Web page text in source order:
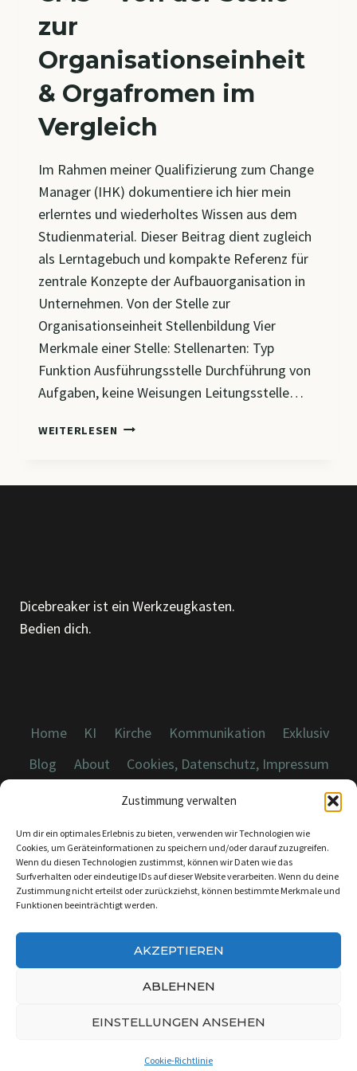
Zustimmung verwalten
Um dir ein optimales Erlebnis zu bieten, verwenden wir Technologien wie
Cookies, um Geräteinformationen zu speichern und/oder darauf zuzugreifen.
Wenn du diesen Technologien zustimmst, können wir Daten wie das
Surfverhalten oder eindeutige IDs auf dieser Website verarbeiten. Wenn du deine
Zustimmung nicht erteilst oder zurückziehst, können bestimmte Merkmale und
Funktionen beeinträchtigt werden.
AKZEPTIEREN
ABLEHNEN
EINSTELLUNGEN ANSEHEN
Cookie-Richtlinie
zur
Organisationseinheit
& Orgafromen im
Vergleich
Im Rahmen meiner Qualifizierung zum Change
Manager (IHK) dokumentiere ich hier mein
erlerntes und wiederholtes Wissen aus dem
Studienmaterial. Dieser Beitrag dient zugleich
als Lerntagebuch und kompakte Referenz für
zentrale Konzepte der Aufbauorganisation in
Unternehmen. Von der Stelle zur
Organisationseinheit Stellenbildung Vier
Merkmale einer Stelle: Stellenarten: Typ
Funktion Ausführungsstelle Durchführung von
Aufgaben, keine Weisungen Leitungsstelle…
WEITERLESEN CM5
VERGLEICH
Dicebreaker ist ein Werkzeugkasten.
Bedien dich.
Home KI Kirche Kommunikation
Exklusiv
Blog
About Cookies, Datenschutz, Impressum
© 2026 Dicebreaker.de - Alle Rechte vorbehalten
INFO@DICEBREAKER.DE